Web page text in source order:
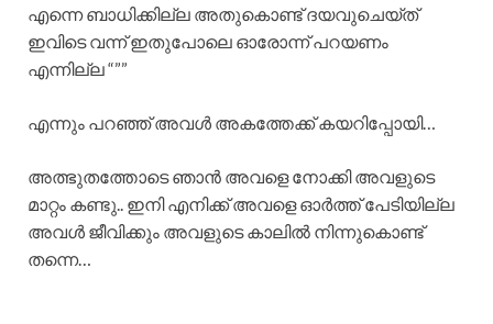
എന്നെ ബാധിക്കില്ല അതുകൊണ്ട് ദയവുചെയ്ത്
ഇവിടെ വന്ന് ഇതുപോലെ ഓരോന്ന് പറയണം
എന്നില്ല “””
എന്നും പറഞ്ഞ് അവൾ അകത്തേക്ക് കയറിപ്പോയി…
അത്ഭുതത്തോടെ ഞാൻ അവളെ നോക്കി അവളുടെ
മാറ്റം കണ്ടു.. ഇനി എനിക്ക് അവളെ ഓർത്ത് പേടിയില്ല
അവൾ ജീവിക്കും അവളുടെ കാലിൽ നിന്നുകൊണ്ട്
തന്നെ…